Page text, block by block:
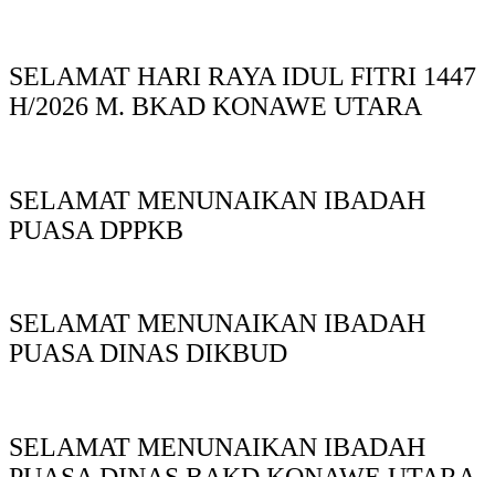
SELAMAT HARI RAYA IDUL FITRI 1447
H/2026 M. BKAD KONAWE UTARA
SELAMAT MENUNAIKAN IBADAH
PUASA DPPKB
SELAMAT MENUNAIKAN IBADAH
PUASA DINAS DIKBUD
SELAMAT MENUNAIKAN IBADAH